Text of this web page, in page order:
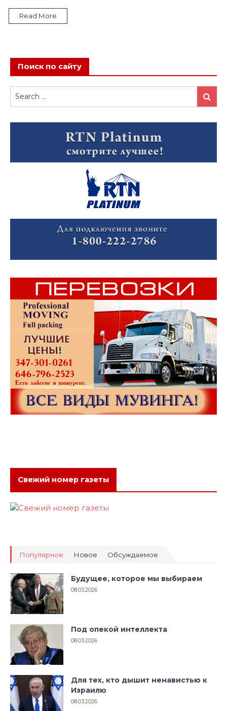
Read More
Поиск по сайту
Search
for:
Search
Свежий номер газеты
Популярное Новое Обсуждаемое
Будущее, которое мы выбираем
08.03.2026
Под опекой интеллекта
08.03.2026
Для тех, кто дышит ненавистью к
Израилю
08.03.2026